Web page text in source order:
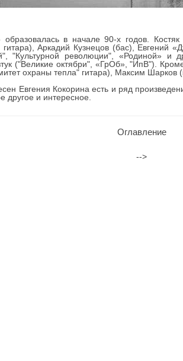
в начале 90-х годов.
Аркадий Кузнецов (бас), Евгений
"Культурной революции", «Родиной» и
("Великие октябри", «ГрОб», "ИпВ").
охраны тепла" гитара), Максим Шарков
Евгения Кокорина есть и ряд
другое и интересное.
Оглавление
-->